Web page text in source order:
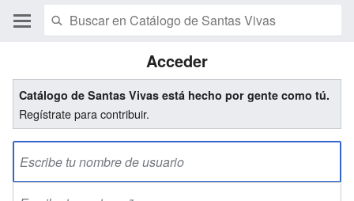
Acceder
Catálogo de Santas Vivas está hecho por gente como tú.
Regístrate para contribuir.